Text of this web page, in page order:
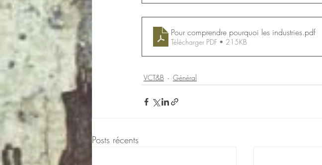
Pour comprendre pourquoi les industries.pdf
Télécharger PDF • 215KB
VCT&B Général
Posts récents